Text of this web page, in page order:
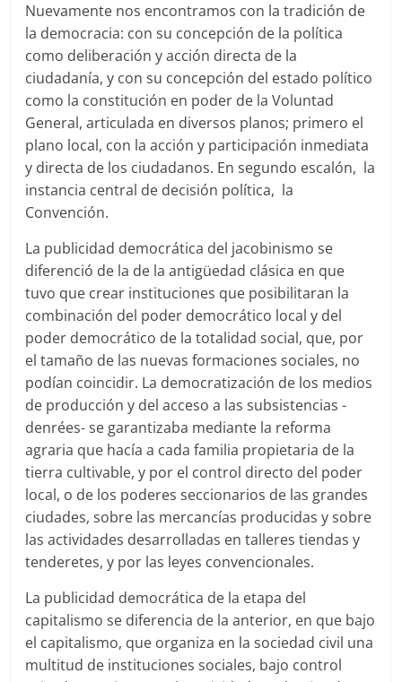
Nuevamente nos encontramos con la tradición de
la democracia: con su concepción de la política
como deliberación y acción directa de la
ciudadanía, y con su concepción del estado político
como la constitución en poder de la Voluntad
General, articulada en diversos planos; primero el
plano local, con la acción y participación inmediata
y directa de los ciudadanos. En segundo escalón, la
instancia central de decisión política, la
Convención.
La publicidad democrática del jacobinismo se
diferenció de la de la antigüedad clásica en que
tuvo que crear instituciones que posibilitaran la
combinación del poder democrático local y del
poder democrático de la totalidad social, que, por
el tamaño de las nuevas formaciones sociales, no
podían coincidir. La democratización de los medios
de producción y del acceso a las subsistencias -
denrées- se garantizaba mediante la reforma
agraria que hacía a cada familia propietaria de la
tierra cultivable, y por el control directo del poder
local, o de los poderes seccionarios de las grandes
ciudades, sobre las mercancías producidas y sobre
las actividades desarrolladas en talleres tiendas y
tenderetes, y por las leyes convencionales.
La publicidad democrática de la etapa del
capitalismo se diferencia de la anterior, en que bajo
el capitalismo, que organiza en la sociedad civil una
multitud de instituciones sociales, bajo control